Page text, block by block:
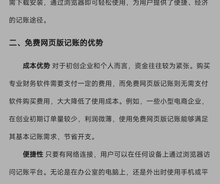
需下载安装，通过浏览器即可轻松使用，为用户提供了便捷、经济
的记账途径。
二、免费网页版记账的优势
成本优势对于初创企业和个人而言，资金往往较为紧张。购买
专业财务软件需要支付一定的费用，而免费网页版记账则无需支付
软件购买费用，大大降低了使用成本。例如，一些小型电商企业，
在创业初期订单量较少，利润微薄，使用免费网页版记账能够满足
其基本记账需求，节省开支。
便捷性只要有网络连接，用户可以在任何设备上通过浏览器访
问记账平台。无论是在办公室的电脑上，还是外出时使用手机或平